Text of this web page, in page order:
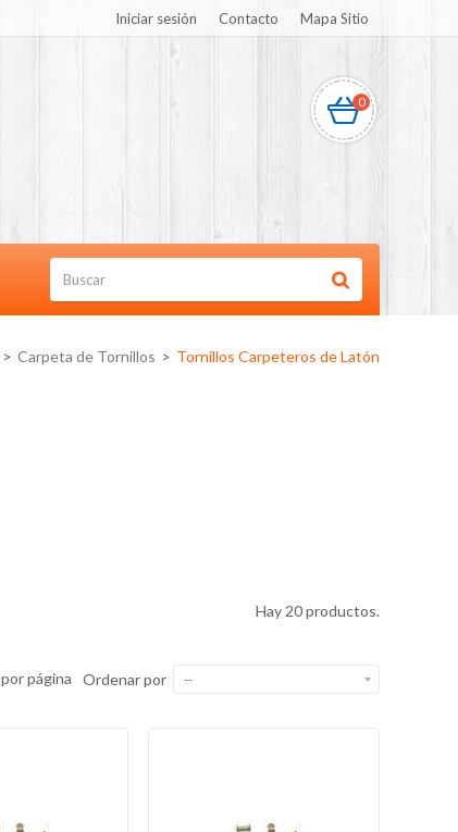
Contacto Mapa Sitio
Iniciar sesión
0
> Carpeta de Tornillos > Tornillos Carpeteros de Latón
Hay 20 productos.
Ordenar por --
por página